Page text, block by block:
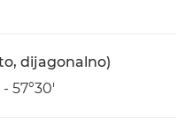
dijagonalno)
57°30'